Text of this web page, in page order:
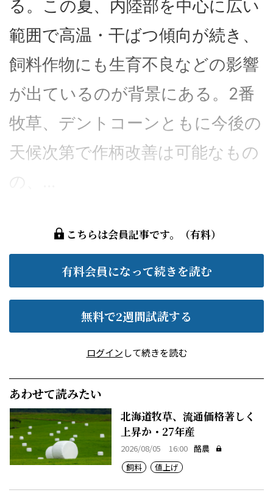
る。この夏、内陸部を中心に広い
範囲で高温・干ばつ傾向が続き、
飼料作物にも生育不良などの影響
が出ているのが背景にある。2番
牧草、デントコーンともに今後の
天候次第で作柄改善は可能なもの
の、...
こちらは会員記事です。（有料）
有料会員になって続きを読む
無料で2週間試読する
ログインして続きを読む
あわせて読みたい
北海道牧草、流通価格著しく
上昇か・27年産
2026/08/05 16:00 酪農
飼料
値上げ